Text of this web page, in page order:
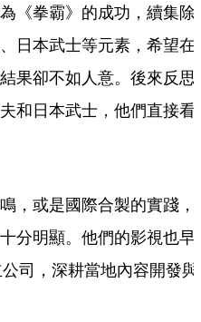
《拳霸》的成功，續集除
日本武士等元素，希望在
果卻不如人意。後來反思
和日本武士，他們直接看
，或是國際合製的實踐，
分明顯。他們的影視也早
司，深耕當地內容開發與